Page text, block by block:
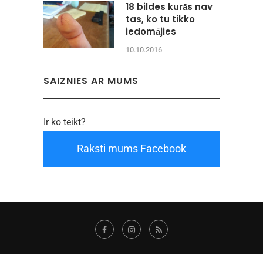
18 bildes kurās nav
tas, ko tu tikko
iedomājies
10.10.2016
SAIZNIES AR MUMS
Ir ko teikt?
Raksti mums Facebook